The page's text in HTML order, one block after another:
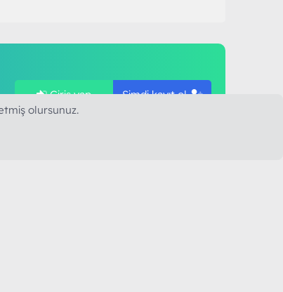
Giriş yap Şimdi kayıt ol
olursunuz.